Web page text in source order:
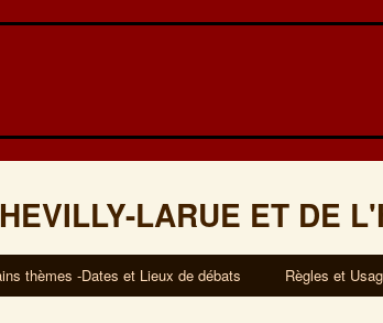
LARUE ET DE
thèmes -Dates et Lieux de débats Règles et